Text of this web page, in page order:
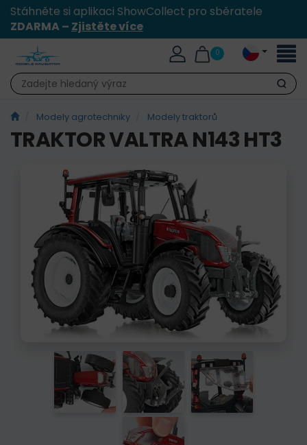
Stáhněte si aplikaci ShowCollect pro sběratele
ZDARMA – Zjistěte více
0
Hledat
Modely agrotechniky Modely traktorů
TRAKTOR VALTRA N143 HT3